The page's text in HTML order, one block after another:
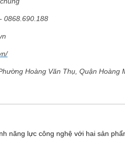
0868.690.188
Hoàng Văn Thụ, Quận Hoàng
năng lực công nghệ với hai sản